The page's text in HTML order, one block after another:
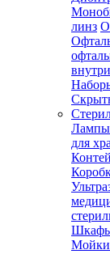
линз
Лампы
для
Мойки